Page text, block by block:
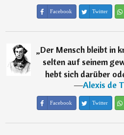
Facebook Twitter
„Der Mensch bleibt in
selten auf seinem
hebt sich darüber
―Alexis de
Facebook Twitter